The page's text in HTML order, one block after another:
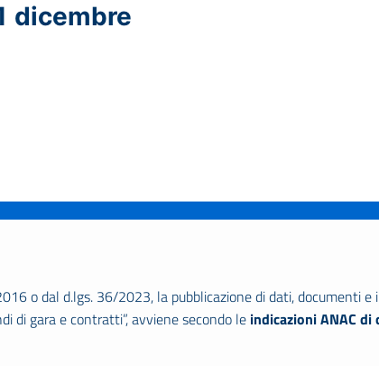
dicembre
o dal d.lgs. 36/2023, la pubblicazione di dati, documenti e
di gara e contratti”, avviene secondo le indicazioni ANAC di